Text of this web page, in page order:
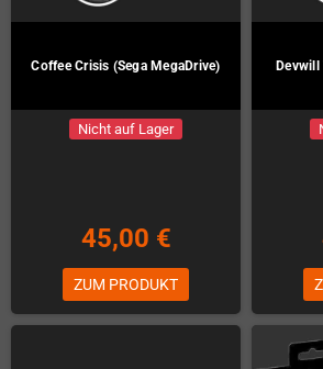
Coffee Crisis (Sega MegaDrive)
Nicht auf Lager
45,00 €
ZUM PRODUKT
Devwill